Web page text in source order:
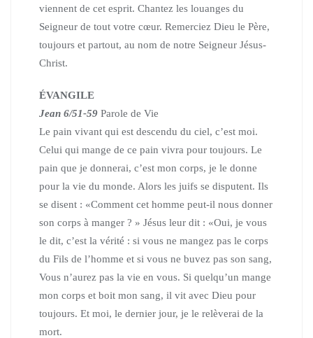
viennent de cet esprit. Chantez les louanges du
Seigneur de tout votre cœur. Remerciez Dieu le Père,
toujours et partout, au nom de notre Seigneur Jésus-
Christ.
ÉVANGILE
Jean 6/51-59 Parole de Vie
Le pain vivant qui est descendu du ciel, c’est moi.
Celui qui mange de ce pain vivra pour toujours. Le
pain que je donnerai, c’est mon corps, je le donne
pour la vie du monde. Alors les juifs se disputent. Ils
se disent : «Comment cet homme peut-il nous donner
son corps à manger ? » Jésus leur dit : «Oui, je vous
le dit, c’est la vérité : si vous ne mangez pas le corps
du Fils de l’homme et si vous ne buvez pas son sang,
Vous n’aurez pas la vie en vous. Si quelqu’un mange
mon corps et boit mon sang, il vit avec Dieu pour
toujours. Et moi, le dernier jour, je le relèverai de la
mort.